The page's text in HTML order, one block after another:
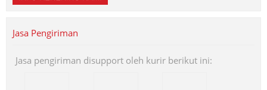
Jasa Pengiriman
Jasa pengiriman disupport oleh kurir berikut ini: